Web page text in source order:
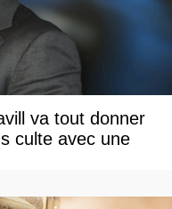
va tout donner
culte avec une